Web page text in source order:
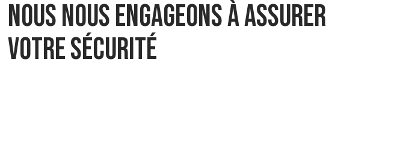
Nous nous engageons à assurer
votre sécurité